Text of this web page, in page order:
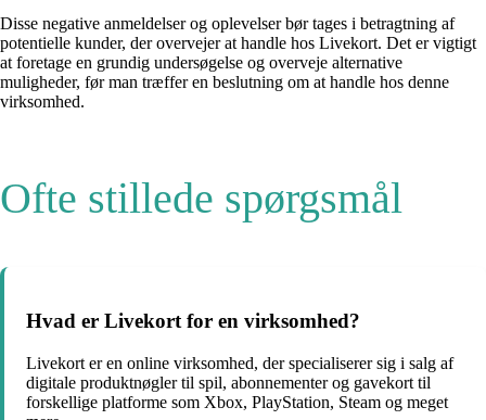
Disse negative anmeldelser og oplevelser bør tages i betragtning af
potentielle kunder, der overvejer at handle hos Livekort. Det er vigtigt
at foretage en grundig undersøgelse og overveje alternative
muligheder, før man træffer en beslutning om at handle hos denne
virksomhed.
Ofte stillede spørgsmål
Hvad er Livekort for en virksomhed?
Livekort er en online virksomhed, der specialiserer sig i salg af
digitale produktnøgler til spil, abonnementer og gavekort til
forskellige platforme som Xbox, PlayStation, Steam og meget